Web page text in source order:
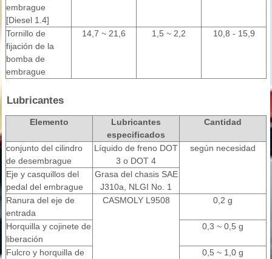
embrague
[Diesel 1.4]
Tornillo de
fijación de la
bomba de
embrague
14,7 ~ 21,6 1,5 ~ 2,2 10,8 - 15,9
Lubricantes
Elemento
Lubricantes
especificados
Cantidad
conjunto del cilindro
de desembrague
Líquido de freno DOT
3 o DOT 4
según necesidad
Eje y casquillos del
pedal del embrague
Grasa del chasis SAE
J310a, NLGI No. 1
Ranura del eje de
entrada
CASMOLY L9508 0,2 g
Horquilla y cojinete de
liberación
0,3 ~ 0,5 g
Fulcro y horquilla de
0,5 ~ 1,0 g